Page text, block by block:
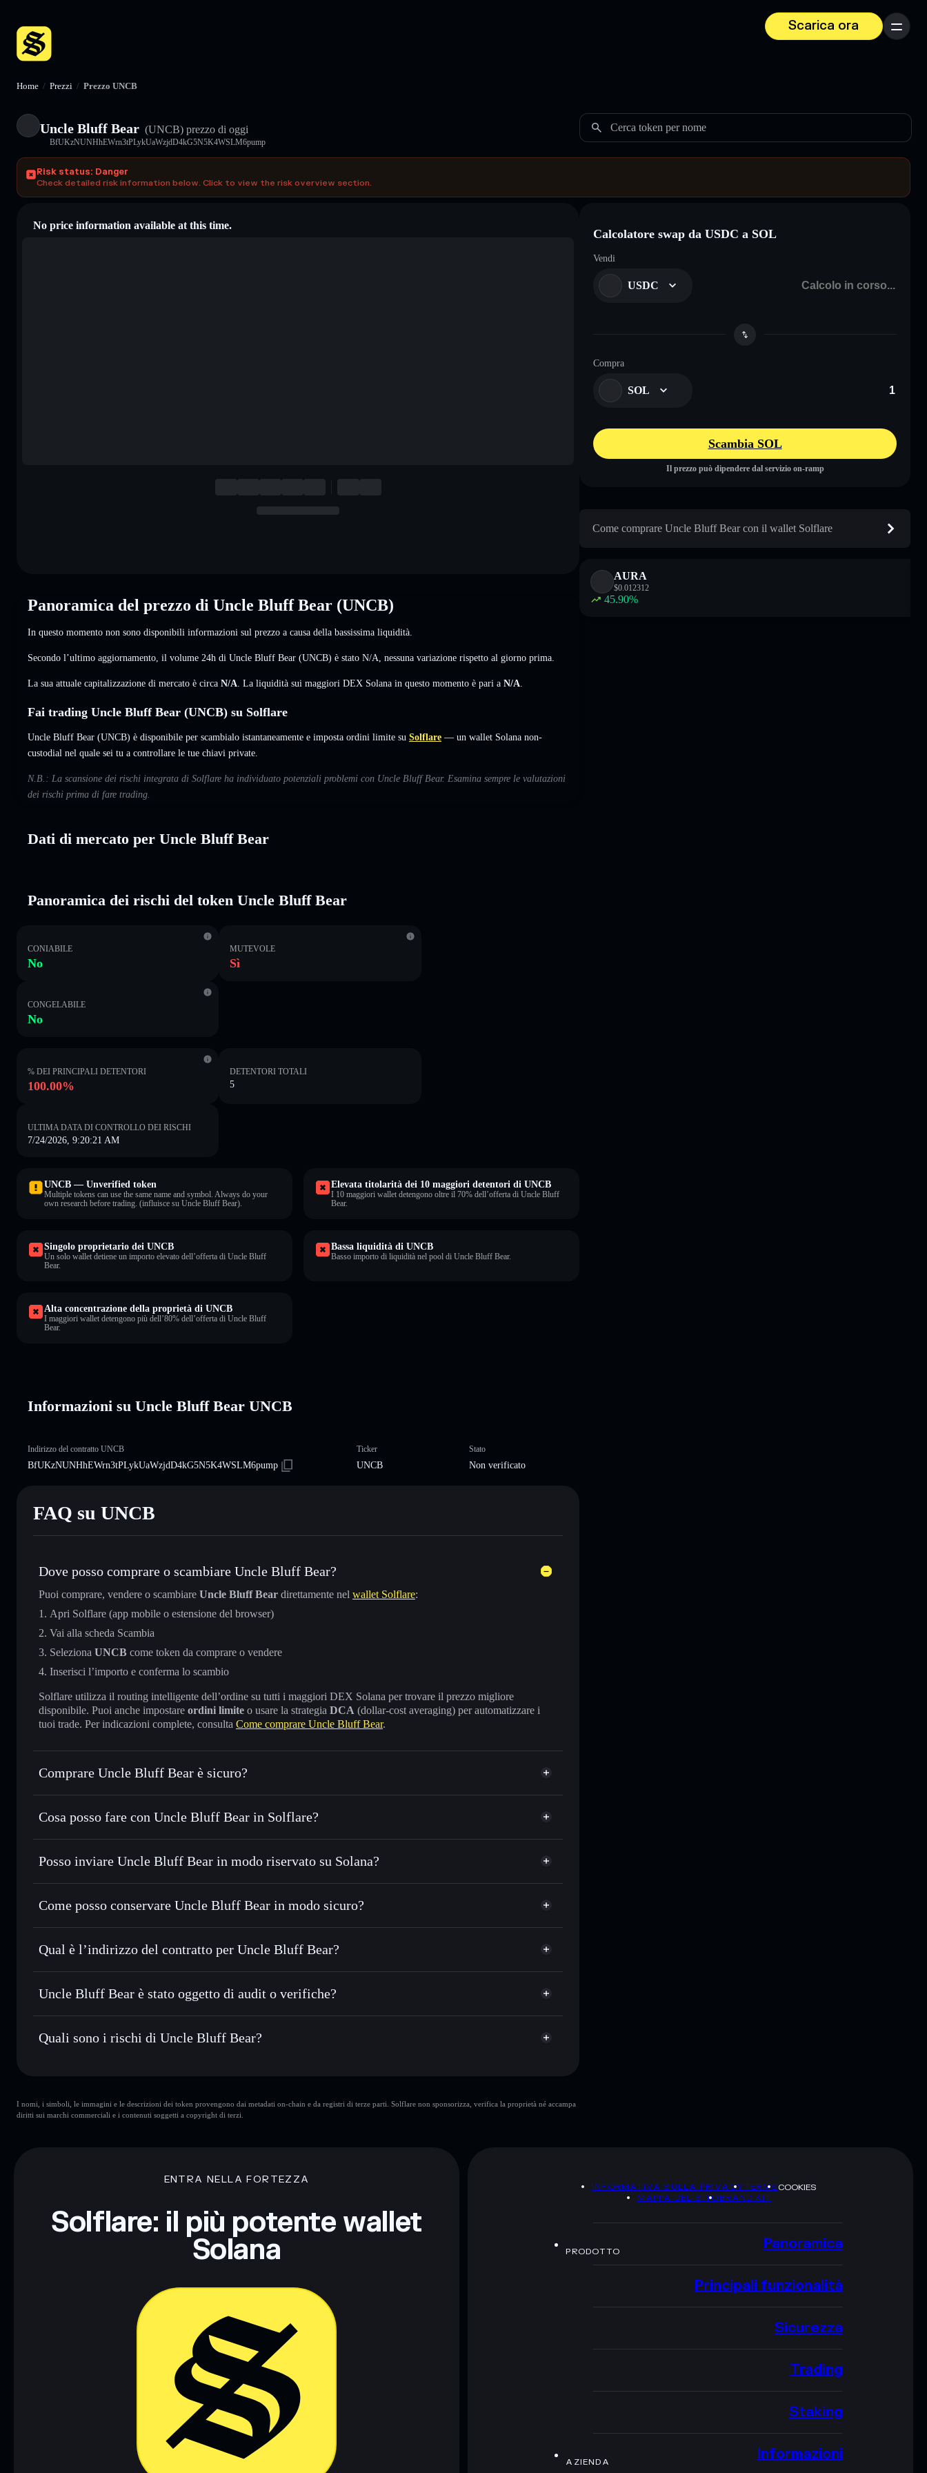
Scarica ora
Menu
Home / Prezzi / Prezzo UNCB
Uncle Bluff Bear (UNCB) prezzo di oggi
BfUKzNUNHhEWrn3tPLykUaWzjdD4kG5N5K4WSLM6pump
Cerca token per nome
Risk status: Danger
Check detailed risk information below. Click to view the risk overview section.
No price information available at this time.
Panoramica del prezzo di Uncle Bluff Bear (UNCB)
In questo momento non sono disponibili informazioni sul prezzo a causa della bassissima liquidità.
Secondo l’ultimo aggiornamento, il volume 24h di Uncle Bluff Bear (UNCB) è stato N/A nessuna variazione rispetto al giorno prima.
La sua attuale capitalizzazione di mercato è circa N/A . La liquidità sui maggiori DEX Solana in questo momento è pari a N/A
Fai trading Uncle Bluff Bear (UNCB) su Solflare
Uncle Bluff Bear (UNCB) è disponibile per scambialo istantaneamente e imposta ordini limite su Solflare — un wallet Solana non-
custodial nel quale sei tu a controllare le tue chiavi private.
N.B.: La scansione dei rischi integrata di Solflare ha individuato potenziali problemi con Uncle Bluff Bear. Esamina sempre le valutazioni
dei rischi prima di fare trading.
Dati di mercato per Uncle Bluff Bear
Panoramica dei rischi del token Uncle Bluff Bear
CONIABILE
No
MUTEVOLE
Sì
CONGELABILE
No
% DEI PRINCIPALI DETENTORI
100.00%
DETENTORI TOTALI
5
ULTIMA DATA DI CONTROLLO DEI RISCHI
7/24/2026, 9:20:21 AM
UNCB — Unverified token
Multiple tokens can use the same name and symbol. Always do your
own research before trading. (influisce su Uncle Bluff Bear).
Elevata titolarità dei 10 maggiori detentori di UNCB
I 10 maggiori wallet detengono oltre il 70% dell’offerta di Uncle Bluff
Bear.
Singolo proprietario dei UNCB
Un solo wallet detiene un importo elevato dell’offerta di Uncle Bluff
Bear.
Bassa liquidità di UNCB
Basso importo di liquidità nel pool di Uncle Bluff Bear.
Alta concentrazione della proprietà di UNCB
I maggiori wallet detengono più dell’80% dell’offerta di Uncle Bluff
Bear.
Informazioni su Uncle Bluff Bear UNCB
Indirizzo del contratto UNCB
BfUKzNUNHhEWrn3tPLykUaWzjdD4kG5N5K4WSLM6pump
Ticker
UNCB
Stato
Non verificato
FAQ su UNCB
Dove posso comprare o scambiare Uncle Bluff Bear?
Puoi comprare, vendere o scambiare Uncle Bluff Bear direttamente nel wallet Solflare:
Apri Solflare (app mobile o estensione del browser)
Vai alla scheda Scambia
Seleziona UNCB come token da comprare o vendere
Inserisci l’importo e conferma lo scambio
Solflare utilizza il routing intelligente dell’ordine su tutti i maggiori DEX Solana per trovare il prezzo migliore
disponibile. Puoi anche impostare ordini limite o usare la strategia DCA (dollar-cost averaging) per automatizzare i
tuoi trade. Per indicazioni complete, consulta Come comprare Uncle Bluff Bear.
Comprare Uncle Bluff Bear è sicuro?
Uncle Bluff Bear non è verificato
Cosa posso fare con Uncle Bluff Bear in Solflare?
Uncle Bluff Bear
wallet Solflare
Scambiare istantaneamente— scambia UNCB in SOL, USDC o in migliaia di altri token Solana al prezzo
Usare il DCA— applica la strategia dollar-cost average su UNCB nel tempo
Inviare in modo riservato— trasferisci UNCB senza collegare pubblicamente i wallet usando l’Aggregatore di
privacy incorporato di Solflare
esclusivo controllo delle tue chiavi private
Posso inviare Uncle Bluff Bear in modo riservato su Solana?
Aggregatore di privacy
Come posso conservare Uncle Bluff Bear in modo sicuro?
Uncle Bluff Bear wallet non-custodial Solflare
Aggregatore di privacy
Qual è l’indirizzo del contratto per Uncle Bluff Bear?
Uncle Bluff Bear
BfUKzNUNHhEWrn3tPLykUaWzjdD4kG5N5K4WSLM6pump
wallet Solflare
Uncle Bluff Bear è stato oggetto di audit o verifiche?
Uncle Bluff Bear non è verificato
Quali sono i rischi di Uncle Bluff Bear?
wallet
Uncle Bluff Bear
singolo wallet
I nomi, i simboli, le immagini e le descrizioni dei token provengono dai metadati on-chain e da registri di terze parti. Solflare non sponsorizza, verifica la proprietà né accampa
diritti sui marchi commerciali e i contenuti soggetti a copyright di terzi.
Calcolatore swap da USDC a SOL
Vendi
USDC
Compra
SOL
Scambia SOL
Il prezzo può dipendere dal servizio on-ramp
Come comprare Uncle Bluff Bear con il wallet Solflare
AURA
$0.012312
45.90%
ENTRA NELLA FORTEZZA
Solflare: il più potente wallet
Solana
INFORMATIVA SULLA PRIVACYTERMSCOOKIES
MAPPA DEL SITOBRAND KIT
PRODOTTO Panoramica
Principali funzionalità
Sicurezza
Trading
Staking
AZIENDA Informazioni